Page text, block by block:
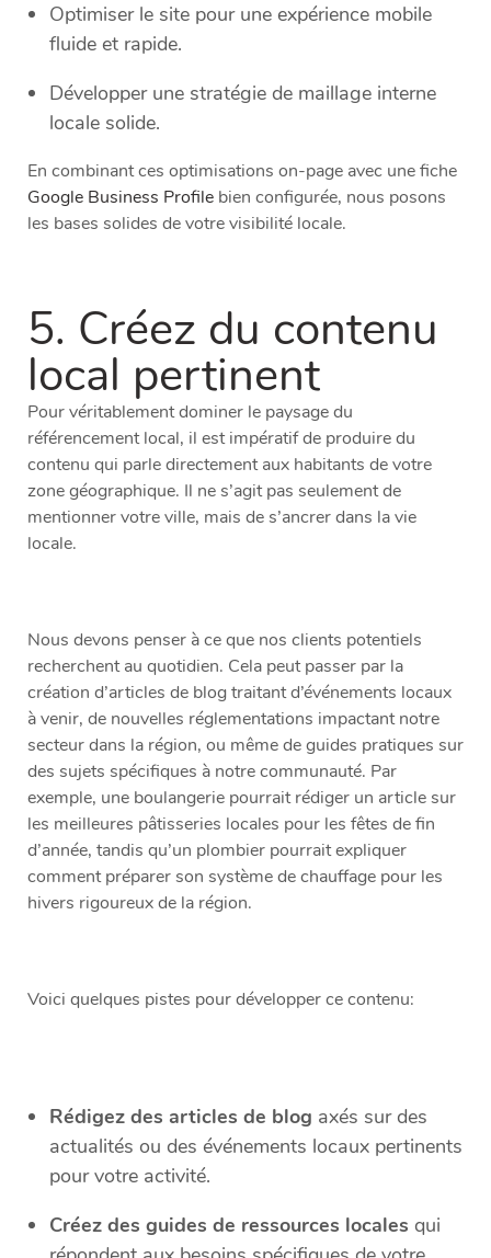
Optimiser le site pour une expérience mobile
fluide et rapide.
Développer une stratégie de maillage interne
locale solide.
En combinant ces optimisations on-page avec une fiche
Google Business Profile bien configurée, nous posons
les bases solides de votre visibilité locale.
5. Créez du contenu
local pertinent
Pour véritablement dominer le paysage du
référencement local, il est impératif de produire du
contenu qui parle directement aux habitants de votre
zone géographique. Il ne s’agit pas seulement de
mentionner votre ville, mais de s’ancrer dans la vie
locale.
Nous devons penser à ce que nos clients potentiels
recherchent au quotidien. Cela peut passer par la
création d’articles de blog traitant d’événements locaux
à venir, de nouvelles réglementations impactant notre
secteur dans la région, ou même de guides pratiques sur
des sujets spécifiques à notre communauté. Par
exemple, une boulangerie pourrait rédiger un article sur
les meilleures pâtisseries locales pour les fêtes de fin
d’année, tandis qu’un plombier pourrait expliquer
comment préparer son système de chauffage pour les
hivers rigoureux de la région.
Voici quelques pistes pour développer ce contenu:
Rédigez des articles de blog axés sur des
actualités ou des événements locaux pertinents
pour votre activité.
Créez des guides de ressources locales qui